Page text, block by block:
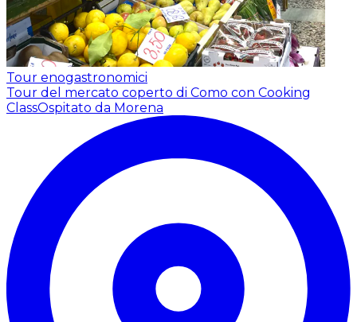
Tour enogastronomici
Tour del mercato coperto di Como con Cooking
ClassOspitato da Morena